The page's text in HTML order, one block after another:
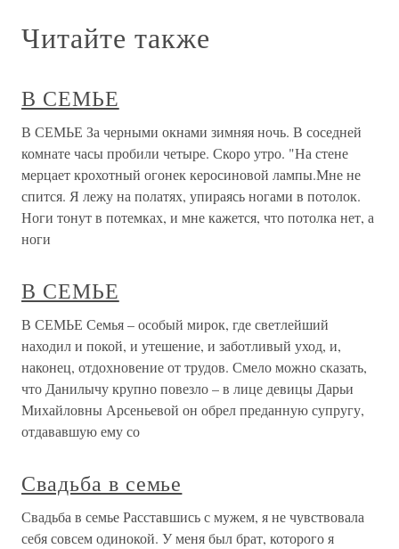
Читайте также
В СЕМЬЕ
В СЕМЬЕ За черными окнами зимняя ночь. В соседней
комнате часы пробили четыре. Скоро утро. "На стене
мерцает крохотный огонек керосиновой лампы.Мне не
спится. Я лежу на полатях, упираясь ногами в потолок.
Ноги тонут в потемках, и мне кажется, что потолка нет, а
ноги
В СЕМЬЕ
В СЕМЬЕ Семья – особый мирок, где светлейший
находил и покой, и утешение, и заботливый уход, и,
наконец, отдохновение от трудов. Смело можно сказать,
что Данилычу крупно повезло – в лице девицы Дарьи
Михайловны Арсеньевой он обрел преданную супругу,
отдававшую ему со
Свадьба в семье
Свадьба в семье Расставшись с мужем, я не чувствовала
себя совсем одинокой. У меня был брат, которого я